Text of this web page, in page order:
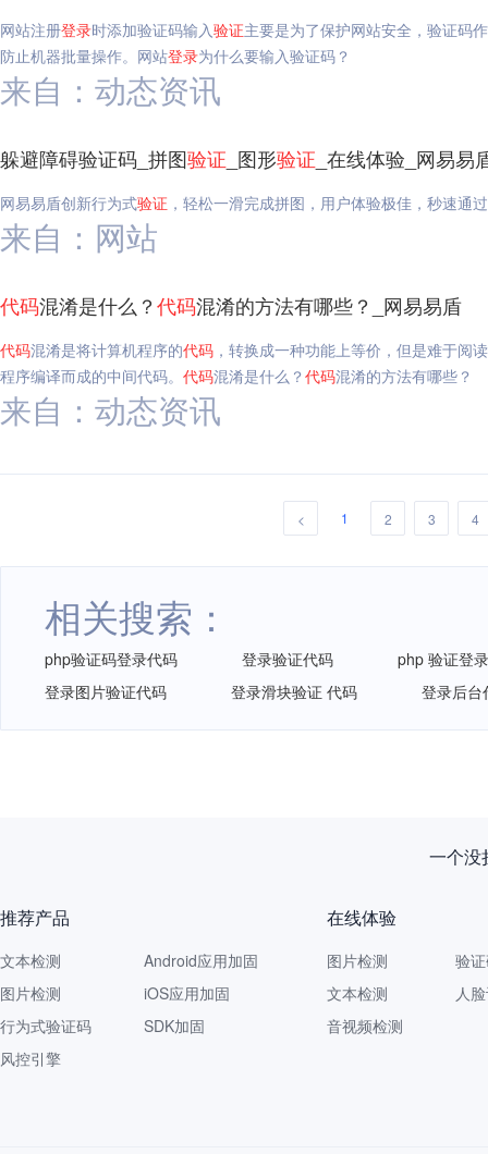
网站注册登录时添加验证码输入验证主要是为了保护网站安全，验证码
防止机器批量操作。网站登录为什么要输入验证码？
来自：动态资讯
躲避障碍验证码_拼图验证 _图形验证 _在线体验_网易易
网易易盾创新行为式验证 ，轻松一滑完成拼图，用户体验极佳，秒速通过
来自：网站
代码混淆是什么？代码混淆的方法有哪些？_网易易盾
代码混淆是将计算机程序的代码 ，转换成一种功能上等价，但是难于阅
程序编译而成的中间代码。 代码混淆是什么？ 代码混淆的方法有哪些？
来自：动态资讯
< 1 2 3 4
相关搜索：
php验证码登录代码 登录验证代码
php 验证登录
登录图片验证代码
登录滑块验证 代码 登录后台
一个没
推荐产品
文本检测
图片检测
行为式验证码
风控引擎
Android应用加固
iOS应用加固
SDK加固
在线体验
图片检测
文本检测
音视频检测
验
人